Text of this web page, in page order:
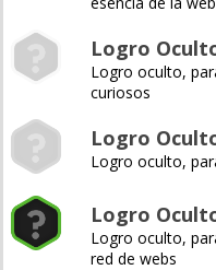
Logro
Logro oculto,
curiosos
Logro
Logro oculto,
Logro
Logro oculto,
red de webs